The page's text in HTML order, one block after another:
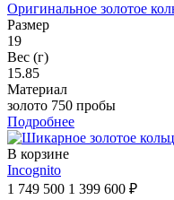
Оригинальное золотое
Размер
19
Вес (г)
15.85
Материал
золото 750 пробы
Подробнее
В корзине
Incognito
1 749 500 1 399 600 ₽